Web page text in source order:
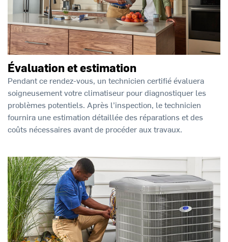
Évaluation et estimation
Pendant ce rendez-vous, un technicien certifié évaluera
soigneusement votre climatiseur pour diagnostiquer les
problèmes potentiels. Après l’inspection, le technicien
fournira une estimation détaillée des réparations et des
coûts nécessaires avant de procéder aux travaux.